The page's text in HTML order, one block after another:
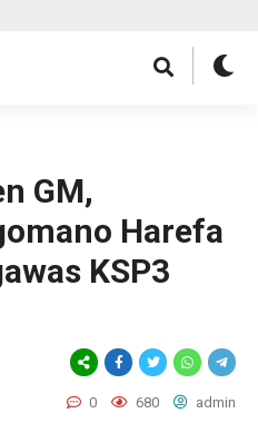
GM,
Harefa
KSP3
0 680 admin